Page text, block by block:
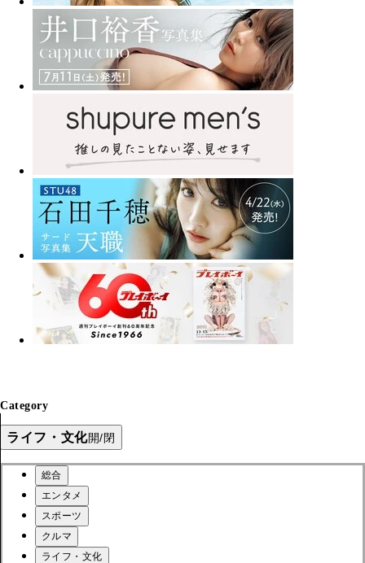
Category
ライフ・文化開/閉
総合
エンタメ
スポーツ
クルマ
ライフ・文化